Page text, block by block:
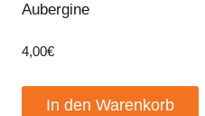
Aubergine
4,00€
In den Warenkorb